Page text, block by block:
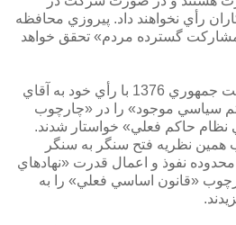
رأي نخواهند داد. پيروزي محافظه
گسترده مردم» تحقق خواهد
ملت ايران در انتخابات رياست جمهوري 1376 با رأي خود به آقاي
سياسي موجود» را در «چارچوب
نظام حاكم فعلي» خواستار شدند.
همين نظريه فتح سنگر به سنگر
نفوذ و اعمال قدرت «نهادهاي
«قانون اساسي فعلي» را به